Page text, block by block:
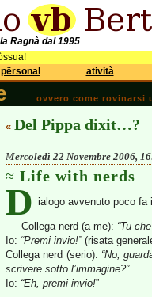
Ragnà dal 1995
përsonal atività
ovvero come rovinarsi
« Del Pippa dixit…?
Mercoledì 22 Novembre 2006,
Life with nerds
D ialogo avvenuto poco
Collega nerd (a me): “Tu
Io: “Premi invio!”(risata
Collega nerd (serio): “No,
scrivere sotto l’immagine?”
Io: “Eh, premi invio!”